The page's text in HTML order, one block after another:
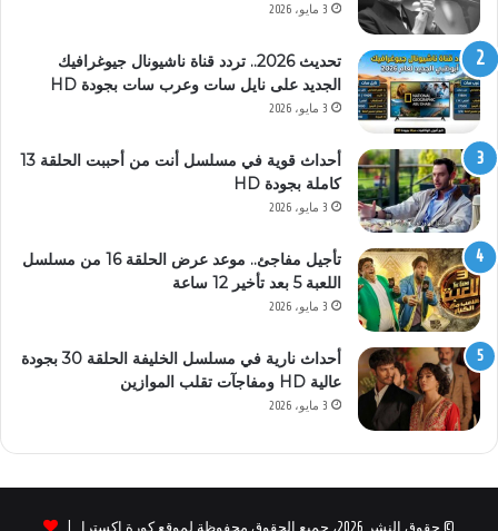
3 مايو، 2026
تحديث 2026.. تردد قناة ناشيونال جيوغرافيك
الجديد على نايل سات وعرب سات بجودة HD
3 مايو، 2026
أحداث قوية في مسلسل أنت من أحببت الحلقة 13
كاملة بجودة HD
3 مايو، 2026
تأجيل مفاجئ.. موعد عرض الحلقة 16 من مسلسل
اللعبة 5 بعد تأخير 12 ساعة
3 مايو، 2026
أحداث نارية في مسلسل الخليفة الحلقة 30 بجودة
عالية HD ومفاجآت تقلب الموازين
3 مايو، 2026
© حقوق النشر 2026، جميع الحقوق محفوظة لموقع كورة اكسترا |